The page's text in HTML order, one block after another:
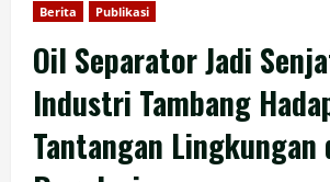
Berita Publikasi
Oil Separator Jadi
Industri Tambang
Tantangan Lingkungan